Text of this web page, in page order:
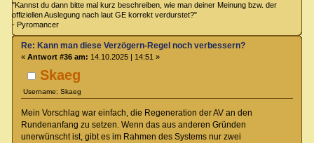
"Kannst du dann bitte mal kurz beschreiben, wie man deiner Meinung bzw. der
offiziellen Auslegung nach laut GE korrekt verdurstet?"
- Pyromancer
Skaeg
Username: Skaeg
Re: Kann man diese Verzögern-Regel noch verbessern?
« Antwort #36 am: 14.10.2025 | 14:51 »
Mein Vorschlag war einfach, die Regeneration der AV an den
Rundenanfang zu setzen. Wenn das aus anderen Gründen
unerwünscht ist, gibt es im Rahmen des Systems nur zwei